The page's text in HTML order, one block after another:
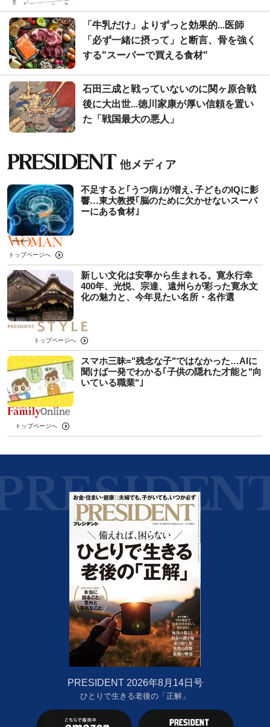
「牛乳だけ」よりずっと効果的...医師
「必ず一緒に摂って」と断言、骨を強く
する"スーパーで買える食材"
石田三成と戦っていないのに関ヶ原合戦
後に大出世...徳川家康が厚い信頼を置い
た「戦国最大の悪人」
不足すると｢うつ病｣が増え､子どものIQに影
響…東大教授｢脳のために欠かせないスーパ
ーにある食材｣
トップページへ
新しい文化は安寧から生まれる。寛永行幸
400年、光悦、宗達、遠州らが彩った寛永文
化の魅力と、今年見たい名所・名作選
トップページへ
スマホ三昧="残念な子"ではなかった…AIに
聞けば一発でわかる｢子供の隠れた才能と"向
いている職業"｣
トップページへ
PRESIDENT 2026年8月14日号
ひとりで生きる老後の「正解」